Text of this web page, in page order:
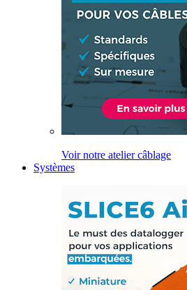
Voir notre atelier câblage
Systèmes